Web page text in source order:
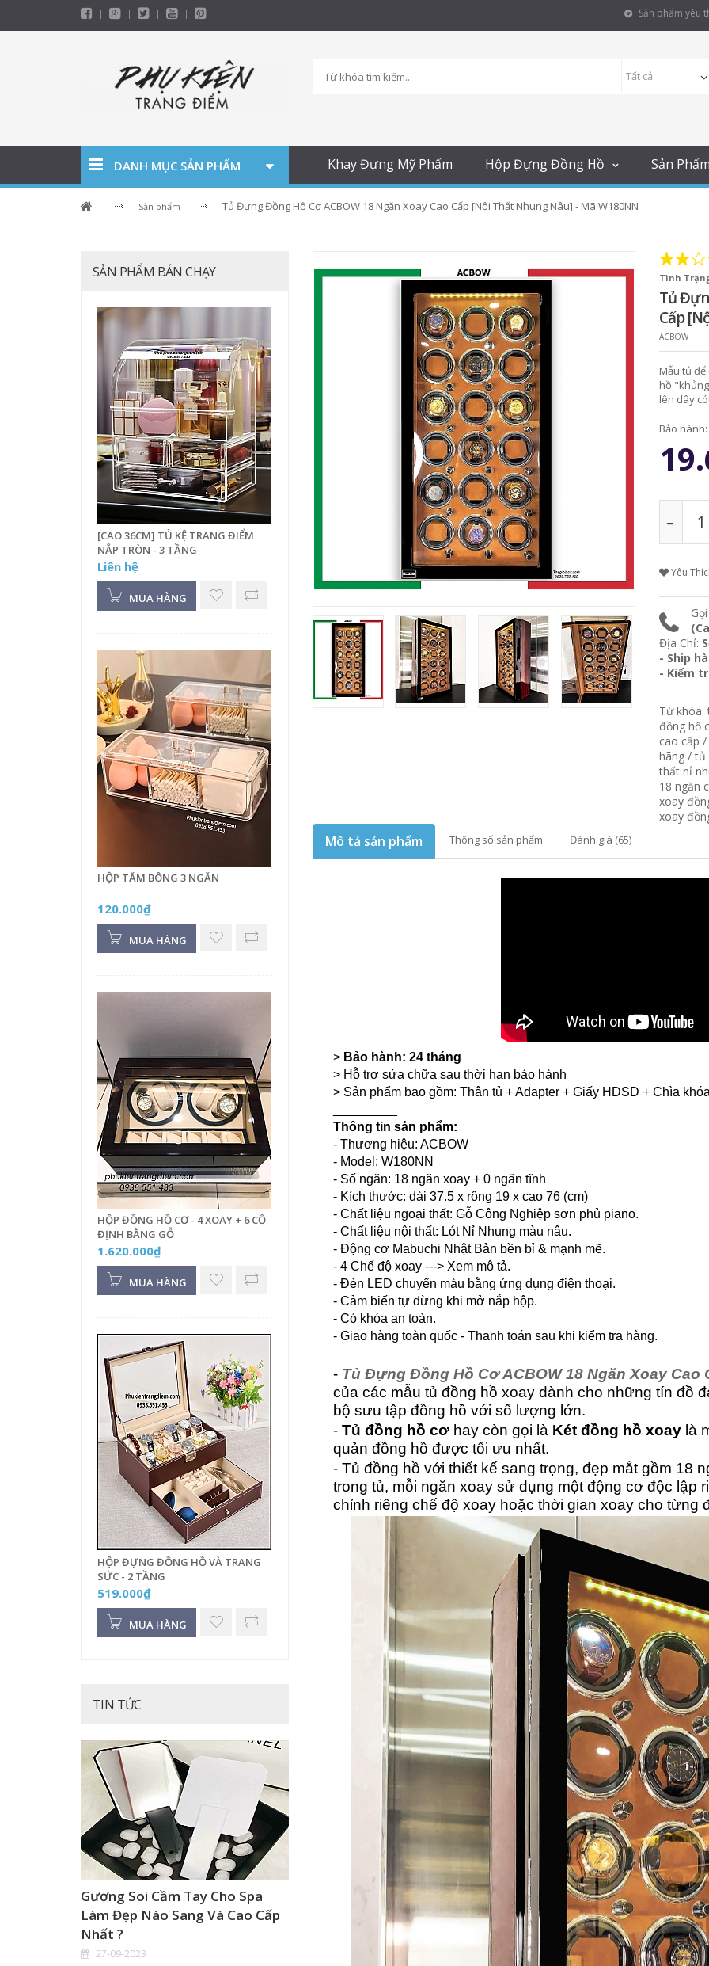
Sản phẩm yêu
DANH MỤC SẢN PHẨM Khay Đựng Mỹ Phẩm Hộp Đựng Đồng Hồ Sản Phẩm
Sản phẩm Tủ Đựng Đồng Hồ Cơ ACBOW 18 Ngăn Xoay Cao Cấp [Nội Thất Nhung Nâu] - Mã W180NN
Tình
Tủ
Cấp
ACBOW
Mẫu tủ
hồ
lên dây
Bảo hành:
Yêu
Địa Chỉ:
- Ship
- Kiểm
Từ khóa:
đồng hồ
cao cấp
hãng /tủ
thất nỉ
18 ngăn
xoay
xoay
Mô tả sản phẩm Thông số sản phẩm Đánh giá (65)
> Bảo hành: 24 tháng
> Hỗ trợ sửa chữa sau thời hạn bảo hành
> Sản phẩm bao gồm: Thân tủ + Adapter + Giấy HDSD + Chìa khóa
Thông tin sản phẩm:
- Thương hiệu: ACBOW
- Model: W180NN
- Số ngăn: 18 ngăn xoay + 0 ngăn tĩnh
- Kích thước: dài 37.5 x rộng 19 x cao 76 (cm)
- Chất liệu ngoại thất: Gỗ Công Nghiệp sơn phủ piano.
- Chất liệu nội thất: Lót Nỉ Nhung màu nâu.
- Động cơ Mabuchi Nhật Bản bền bỉ & mạnh mẽ.
- 4 Chế độ xoay ---> Xem mô tả.
- Đèn LED chuyển màu bằng ứng dụng điện thoại.
- Cảm biến tự dừng khi mở nắp hộp.
- Có khóa an toàn.
- Giao hàng toàn quốc - Thanh toán sau khi kiểm tra hàng.
- Tủ Đựng Đồng Hồ Cơ ACBOW 18 Ngăn Xoay Cao
của các mẫu tủ đồng hồ xoay dành cho những tín đồ
bộ sưu tập đồng hồ với số lượng lớn.
- Tủ đồng hồ cơhay còn gọi là Két đồng hồ xoaylà
quản đồng hồ được tối ưu nhất.
- Tủ đồng hồ với thiết kế sang trọng, đẹp mắt gồm 18
trong tủ, mỗi ngăn xoay sử dụng một động cơ độc lập
chỉnh riêng chế độ xoay hoặc thời gian xoay cho từng
SẢN PHẨM BÁN CHẠY
[CAO 36CM] TỦ KỆ TRANG ĐIỂM
NẮP TRÒN - 3 TẦNG
Liên hệ
MUA HÀNG
HỘP TĂM BÔNG 3 NGĂN
120.000₫
MUA HÀNG
HỘP ĐỒNG HỒ CƠ - 4 XOAY + 6 CỐ
ĐỊNH BẰNG GỖ
1.620.000₫
MUA HÀNG
HỘP ĐỰNG ĐỒNG HỒ VÀ TRANG
SỨC - 2 TẦNG
519.000₫
MUA HÀNG
TIN TỨC
Gương Soi Cầm Tay Cho Spa
Làm Đẹp Nào Sang Và Cao Cấp
Nhất ?
27-09-2023
Hộp Khay Kệ Đựng Đồ Trang
Điểm - Mỹ Phẩm Đẹp Sang
TPHCM - Trang 2
Bán Hộp Đựng Đồng Hồ
Hộp Đựng Trang Sức -
bằng Da, bằng Gỗ tại
01-04-2026